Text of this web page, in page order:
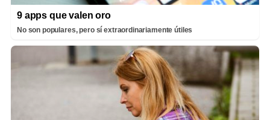
9 apps que valen oro
No son populares, pero sí extraordinariamente útiles